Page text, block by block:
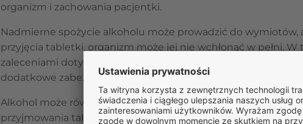
organizm i zachowania pacjentki.
Nadmierne spożycie alkoholu może prowadzić do wymiotów,
przyjęcia tabletki, organizm może jej nie wchłonąć w pełni.
zaleceniami dotyczącymi pominięcia tabletki – przyjąć nową,
dodatkowe zabezpieczenie przez kolejne dni.
Alkohol może również wpływać na osłabienie samokontroli,
przyjmowania tabletek lub zapomnienia o ich zażyciu, co